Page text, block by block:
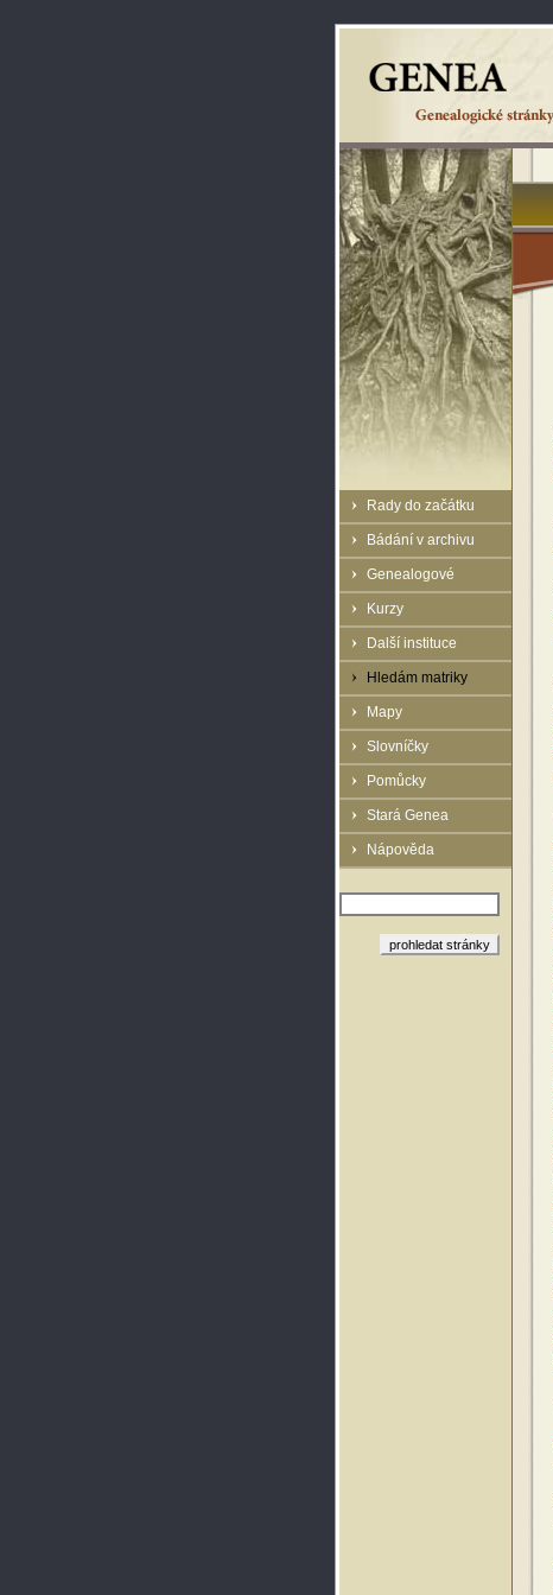
Rady do začátku
Bádání v archivu
Genealogové
Kurzy
Další instituce
Hledám matriky
Mapy
Slovníčky
Pomůcky
Stará Genea
Nápověda